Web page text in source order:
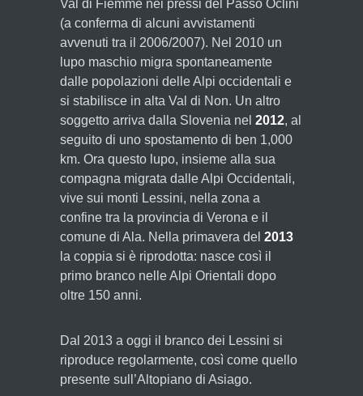
Val di Fiemme nei pressi del Passo Oclini
(a conferma di alcuni avvistamenti
avvenuti tra il 2006/2007). Nel 2010 un
lupo maschio migra spontaneamente
dalle popolazioni delle Alpi occidentali e
si stabilisce in alta Val di Non. Un altro
soggetto arriva dalla Slovenia nel 2012, al
seguito di uno spostamento di ben 1,000
km. Ora questo lupo, insieme alla sua
compagna migrata dalle Alpi Occidentali,
vive sui monti Lessini, nella zona a
confine tra la provincia di Verona e il
comune di Ala. Nella primavera del 2013
la coppia si è riprodotta: nasce così il
primo branco nelle Alpi Orientali dopo
oltre 150 anni.
Dal 2013 a oggi il branco dei Lessini si
riproduce regolarmente, così come quello
presente sull’Altopiano di Asiago.